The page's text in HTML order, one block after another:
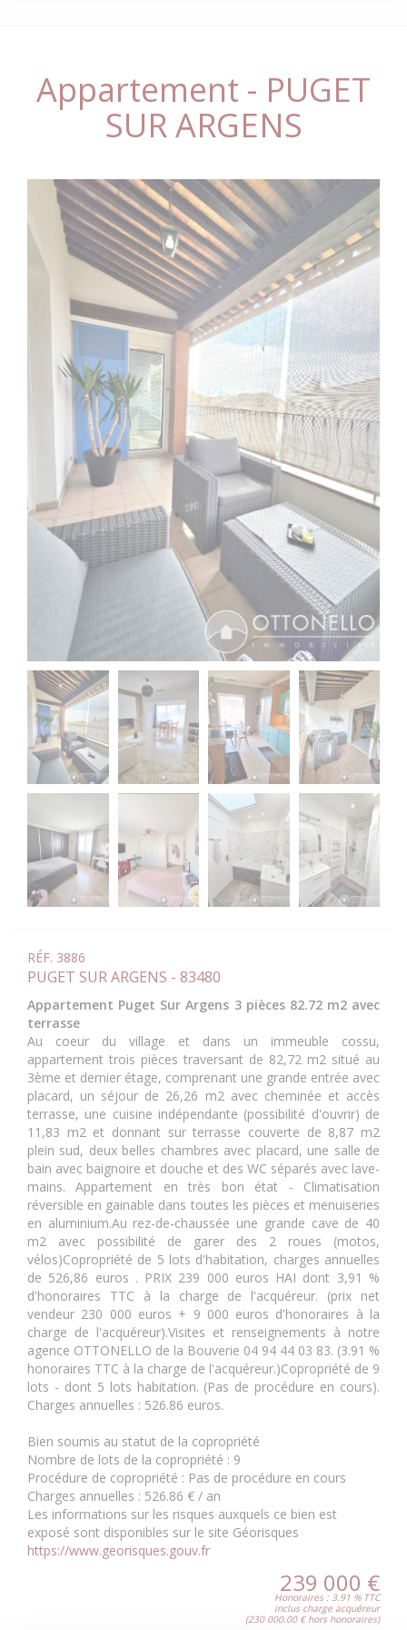
Appartement - PUGET
SUR ARGENS
RÉF. 3886
PUGET SUR ARGENS - 83480
Appartement Puget Sur Argens 3 pièces 82.72 m2 avec
terrasse
Au coeur du village et dans un immeuble cossu,
appartement trois pièces traversant de 82,72 m2 situé au
3ème et dernier étage, comprenant une grande entrée avec
placard, un séjour de 26,26 m2 avec cheminée et accès
terrasse, une cuisine indépendante (possibilité d'ouvrir) de
11,83 m2 et donnant sur terrasse couverte de 8,87 m2
plein sud, deux belles chambres avec placard, une salle de
bain avec baignoire et douche et des WC séparés avec lave-
mains. Appartement en très bon état - Climatisation
réversible en gainable dans toutes les pièces et menuiseries
en aluminium.Au rez-de-chaussée une grande cave de 40
m2 avec possibilité de garer des 2 roues (motos,
vélos)Copropriété de 5 lots d'habitation, charges annuelles
de 526,86 euros . PRIX 239 000 euros HAI dont 3,91 %
d'honoraires TTC à la charge de l'acquéreur. (prix net
vendeur 230 000 euros + 9 000 euros d'honoraires à la
charge de l'acquéreur).Visites et renseignements à notre
agence OTTONELLO de la Bouverie 04 94 44 03 83. (3.91 %
honoraires TTC à la charge de l'acquéreur.)Copropriété de 9
lots - dont 5 lots habitation. (Pas de procédure en cours).
Charges annuelles : 526.86 euros.
Bien soumis au statut de la copropriété
Nombre de lots de la copropriété : 9
Procédure de copropriété : Pas de procédure en cours
Charges annuelles : 526.86 € / an
Les informations sur les risques auxquels ce bien est
exposé sont disponibles sur le site Géorisques
https://www.georisques.gouv.fr
239 000 €
Honoraires : 3.91 % TTC
inclus charge acquéreur
(230 000.00 € hors honoraires)